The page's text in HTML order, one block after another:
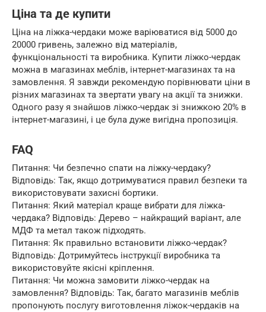
Ціна та де купити
Ціна на ліжка-чердаки може варіюватися від 5000 до
20000 гривень, залежно від матеріалів,
функціональності та виробника. Купити ліжко-чердак
можна в магазинах меблів, інтернет-магазинах та на
замовлення. Я завжди рекомендую порівнювати ціни в
різних магазинах та звертати увагу на акції та знижки.
Одного разу я знайшов ліжко-чердак зі знижкою 20% в
інтернет-магазині, і це була дуже вигідна пропозиція.
FAQ
Питання: Чи безпечно спати на ліжку-чердаку?
Відповідь: Так, якщо дотримуватися правил безпеки та
використовувати захисні бортики.
Питання: Який матеріал краще вибрати для ліжка-
чердака? Відповідь: Дерево – найкращий варіант, але
МДФ та метал також підходять.
Питання: Як правильно встановити ліжко-чердак?
Відповідь: Дотримуйтесь інструкції виробника та
використовуйте якісні кріплення.
Питання: Чи можна замовити ліжко-чердак на
замовлення? Відповідь: Так, багато магазинів меблів
пропонують послугу виготовлення ліжок-чердаків на